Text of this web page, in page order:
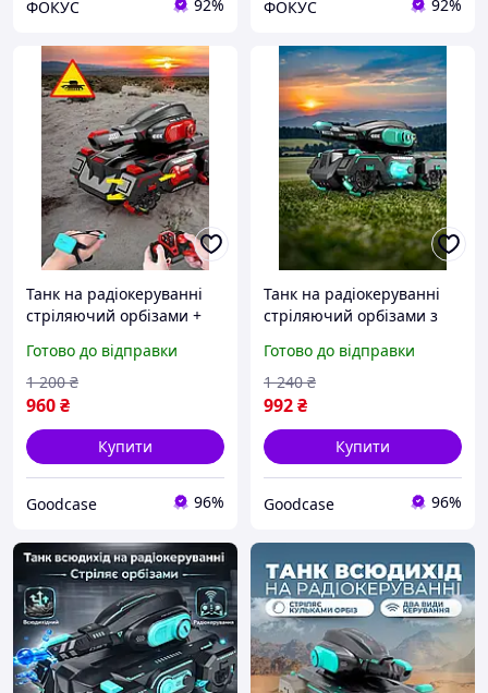
ФОКУС 92% ФОКУС 92%
Танк на радіокеруванні
стріляючий орбізами +
bomb
Готово до відправки
960₴
1 200 ₴
Купити
Goodcase 96%
Танк на радіокеруванні
стріляючий орбізами з
браслетом і пультом
стріляє кульками
Готово до відправки
992₴
1 240 ₴
Купити
Goodcase 96%